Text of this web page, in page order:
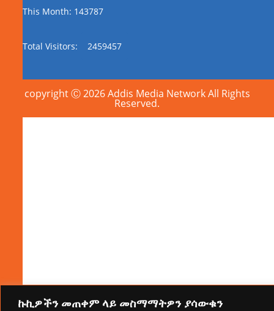
ኩኪዎችን መጠቀም ላይ መስማማትዎን ያሳውቁን
This Month: 143787
Total Visitors: 2459457
copyright Ⓒ 2026 Addis Media Network All Rights
Reserved.